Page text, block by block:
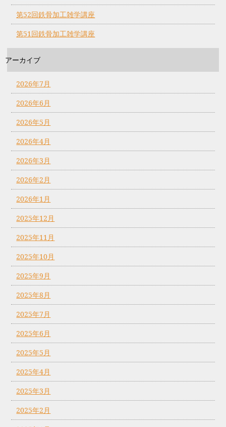
第52回鉄骨加工雑学講座
第51回鉄骨加工雑学講座
アーカイブ
2026年7月
2026年6月
2026年5月
2026年4月
2026年3月
2026年2月
2026年1月
2025年12月
2025年11月
2025年10月
2025年9月
2025年8月
2025年7月
2025年6月
2025年5月
2025年4月
2025年3月
2025年2月